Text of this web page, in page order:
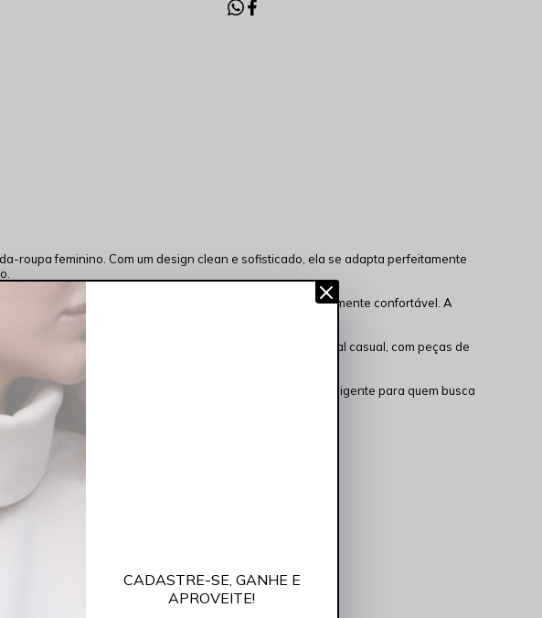
roupa feminino. Com um design clean e sofisticado, ela se adapta perfeitamente
proporcionando um
impecável e extremamente confortável. A
e elegante.
do básico ao sofisticado. Combine com jeans para um visual casual, com peças de
e
e muitapraticidade
no dia a dia, sendo uma escolha inteligente para quem busca
CADASTRE-SE, GANHE E
APROVEITE!